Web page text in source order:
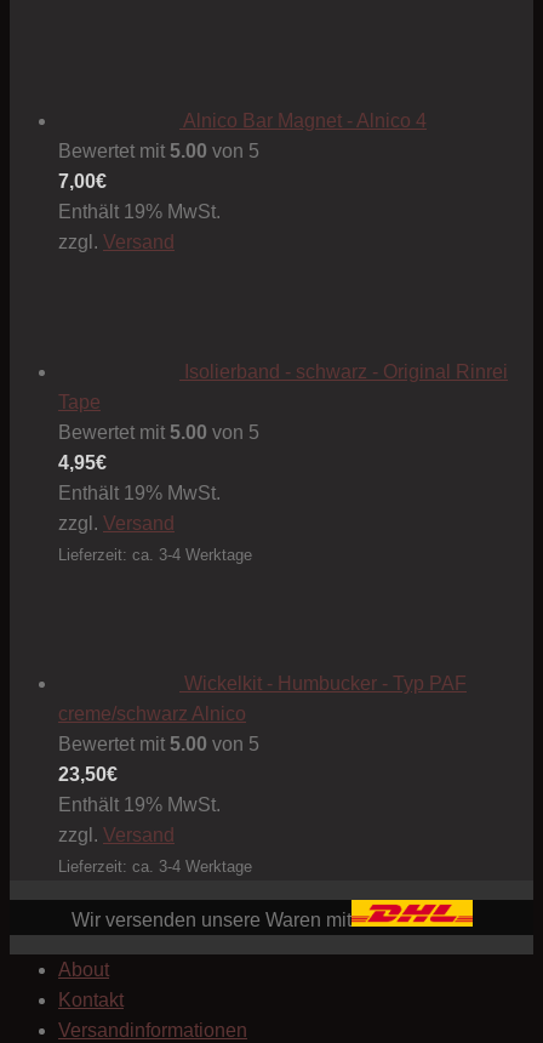
Alnico Bar Magnet - Alnico 4
Bewertet mit 5.00 von 5
7,00€
Enthält 19% MwSt.
zzgl. Versand
Isolierband - schwarz - Original Rinrei
Tape
Bewertet mit 5.00 von 5
4,95€
Enthält 19% MwSt.
zzgl. Versand
Lieferzeit: ca. 3-4 Werktage
Wickelkit - Humbucker - Typ PAF
creme/schwarz Alnico
Bewertet mit 5.00 von 5
23,50€
Enthält 19% MwSt.
zzgl. Versand
Lieferzeit: ca. 3-4 Werktage
Wir versenden unsere Waren mit
About
Kontakt
Versandinformationen